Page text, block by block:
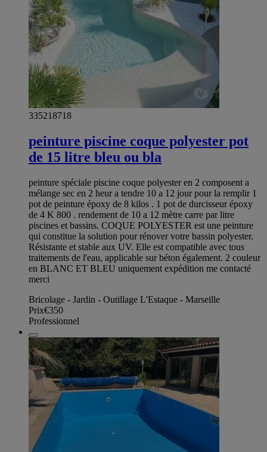
335218718
peinture piscine coque polyester pot
de 15 litre bleu ou bla
peinture spéciale piscine coque polyester en 2 composent a
mélange sec en 2 heur a tendre 10 a 12 jour pour la remplir 1
pot de peinture époxy de 8 kilos . 1 pot de durcisseur époxy
de 4 K 800 . rendement de 10 a 12 mètre carre par litre
piscines et bassins. COQUE POLYESTER est une peinture
qui constitue la solution pour rénover votre bassin polyester.
Résistante et stable aux UV. Elle est compatible avec tous
traitements de l'eau, applicable sur béton également. 2 couleur
en BLANC ET BLEU uniquement expédition me contacté
merci
Bricolage - Jardin - Outillage L'Estaque - Marseille
Prix€350
Professionnel